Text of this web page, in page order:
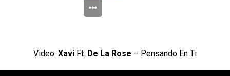
Video: Xavi Ft. De La Rose – Pensando En Ti